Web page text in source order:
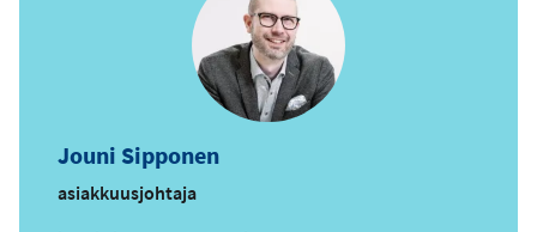
Jouni Sipponen
asiakkuusjohtaja